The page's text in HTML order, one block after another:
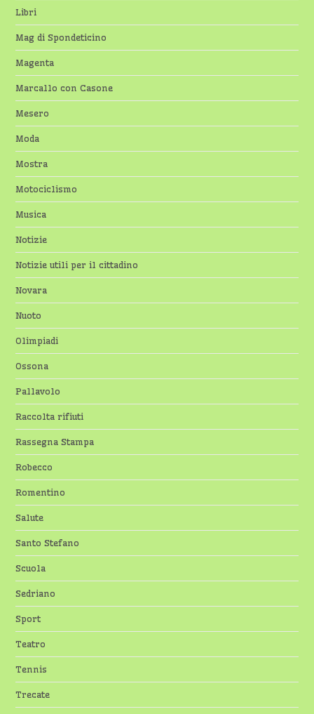
Libri
Mag di Spondeticino
Magenta
Marcallo con Casone
Mesero
Moda
Mostra
Motociclismo
Musica
Notizie
Notizie utili per il cittadino
Novara
Nuoto
Olimpiadi
Ossona
Pallavolo
Raccolta rifiuti
Rassegna Stampa
Robecco
Romentino
Salute
Santo Stefano
Scuola
Sedriano
Sport
Teatro
Tennis
Trecate